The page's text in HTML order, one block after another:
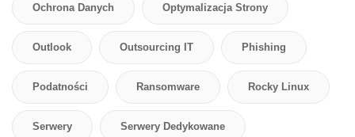
Ochrona Danych Optymalizacja Strony
Outlook Outsourcing IT Phishing
Podatności Ransomware Rocky Linux
Serwery Serwery Dedykowane